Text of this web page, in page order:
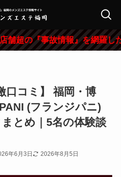
故情報』を網羅した特大レ
口コミ】 福岡・博
(フランジパニ)
とめ｜5名の体験談
年6月3日 2026年8月5日